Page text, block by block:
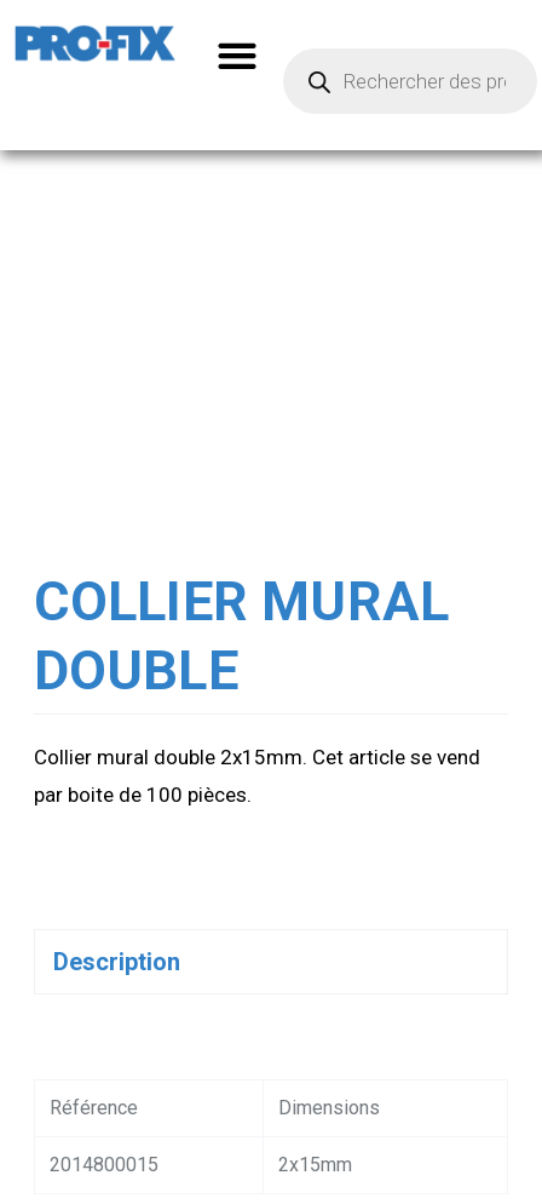
COLLIER MURAL
DOUBLE
Collier mural double 2x15mm. Cet article se vend
par boite de 100 pièces.
Description
Référence Dimensions
2014800015 2x15mm